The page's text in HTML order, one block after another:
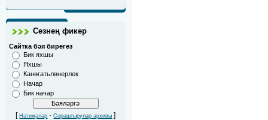
Сезнең фикер
Сайтка бәя бирегез
Бик яхшы
Яхшы
Канәгатьләнерлек
Начар
Бик начар
[Нәтиҗәләр ·Сораштырулар архивы ]